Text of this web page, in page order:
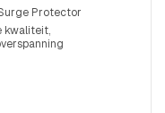
Protector
kwaliteit